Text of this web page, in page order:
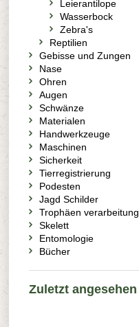
Leierantilope
Wasserbock
Zebra's
Reptilien
Gebisse und Zungen
Nase
Ohren
Augen
Schwänze
Materialen
Handwerkzeuge
Maschinen
Sicherkeit
Tierregistrierung
Podesten
Jagd Schilder
Trophäen verarbeitung
Skelett
Entomologie
Bücher
Zuletzt angesehen